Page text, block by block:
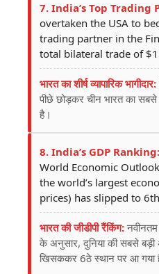
7. India’s Top Trading
overtaken the USA to
trading partner in the
total bilateral trade of
भारत का शीर्ष व्यापारिक भागीदार:
पीछे छोड़कर चीन भारत का सबसे
है।
8. India’s GDP Ranking:
World Economic
the world’s largest
prices) has slipped to
भारत की जीडीपी रैंकिंग:
के अनुसार, दुनिया की सबसे बड़ी
खिसककर 6ठे स्थान पर आ गया